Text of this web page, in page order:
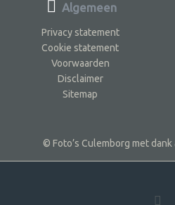
Algemeen
Privacy statement
Cookie statement
Voorwaarden
Disclaimer
Sitemap
© Foto’s Culemborg met